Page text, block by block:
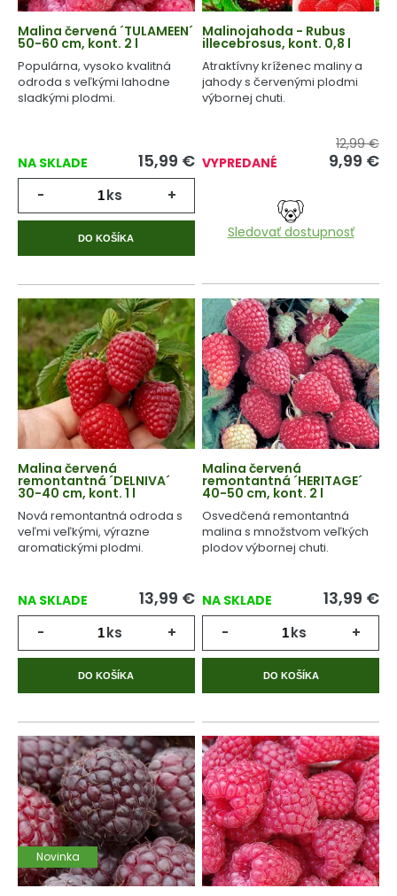
Malina červená ´TULAMEEN´
50-60 cm, kont. 2 l
Populárna, vysoko kvalitná
odroda s veľkými lahodne
sladkými plodmi.
NA SKLADE 15,99 €
- ks +
DO KOŠÍKA
Malinojahoda - Rubus
illecebrosus, kont. 0,8 l
Atraktívny kríženec maliny a
jahody s červenými plodmi
výbornej chuti.
VYPREDANÉ
12,99 €
9,99 €
Sledovať dostupnosť
Malina červená
remontantná ´DELNIVA´
30-40 cm, kont. 1 l
Nová remontantná odroda s
veľmi veľkými, výrazne
aromatickými plodmi.
NA SKLADE 13,99 €
- ks +
DO KOŠÍKA
Malina červená
remontantná ´HERITAGE´
40-50 cm, kont. 2 l
Osvedčená remontantná
malina s množstvom veľkých
plodov výbornej chuti.
NA SKLADE 13,99 €
- ks +
DO KOŠÍKA
Novinka